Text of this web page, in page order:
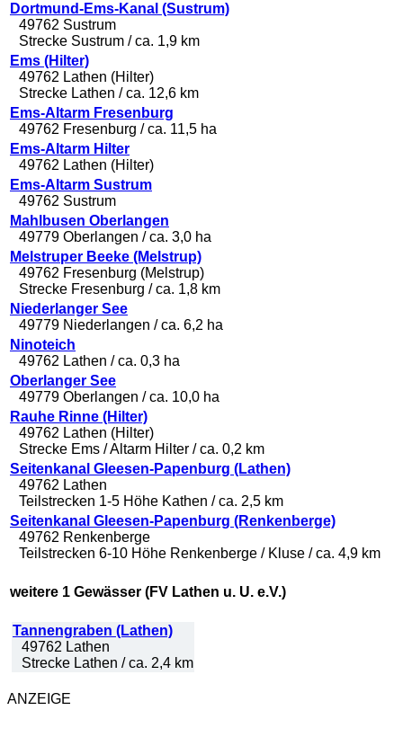
Dortmund-Ems-Kanal (Sustrum)
49762 Sustrum
Strecke Sustrum / ca. 1,9 km
Ems (Hilter)
49762 Lathen (Hilter)
Strecke Lathen / ca. 12,6 km
Ems-Altarm Fresenburg
49762 Fresenburg / ca. 11,5 ha
Ems-Altarm Hilter
49762 Lathen (Hilter)
Ems-Altarm Sustrum
49762 Sustrum
Mahlbusen Oberlangen
49779 Oberlangen / ca. 3,0 ha
Melstruper Beeke (Melstrup)
49762 Fresenburg (Melstrup)
Strecke Fresenburg / ca. 1,8 km
Niederlanger See
49779 Niederlangen / ca. 6,2 ha
Ninoteich
49762 Lathen / ca. 0,3 ha
Oberlanger See
49779 Oberlangen / ca. 10,0 ha
Rauhe Rinne (Hilter)
49762 Lathen (Hilter)
Strecke Ems / Altarm Hilter / ca. 0,2 km
Seitenkanal Gleesen-Papenburg (Lathen)
49762 Lathen
Teilstrecken 1-5 Höhe Kathen / ca. 2,5 km
Seitenkanal Gleesen-Papenburg (Renkenberge)
49762 Renkenberge
Teilstrecken 6-10 Höhe Renkenberge / Kluse / ca. 4,9 km
weitere 1 Gewässer (FV Lathen u. U. e.V.)
Tannengraben (Lathen)
49762 Lathen
Strecke Lathen / ca. 2,4 km
ANZEIGE